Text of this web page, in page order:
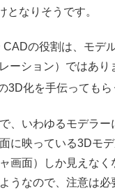
となりそうです。
CADの役割は、モデ
ーション）ではあり
3D化を手伝ってもら
、いわゆるモデラー
に映っている3Dモ
画面）しか見えなく
うなので、注意は必